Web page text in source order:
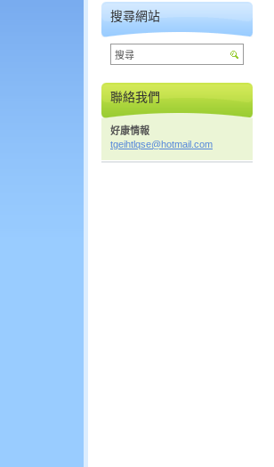
搜尋網站
聯絡我們
好康情報
tgeihtlqse@hotmail.com